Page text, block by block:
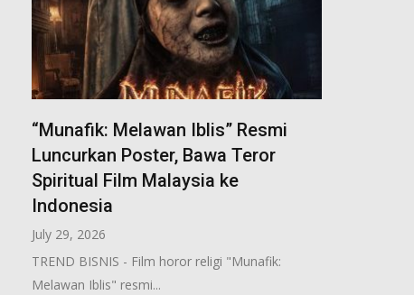
“Munafik: Melawan Iblis” Resmi
Luncurkan Poster, Bawa Teror
Spiritual Film Malaysia ke
Indonesia
July 29, 2026
TREND BISNIS - Film horor religi "Munafik:
Melawan Iblis" resmi...